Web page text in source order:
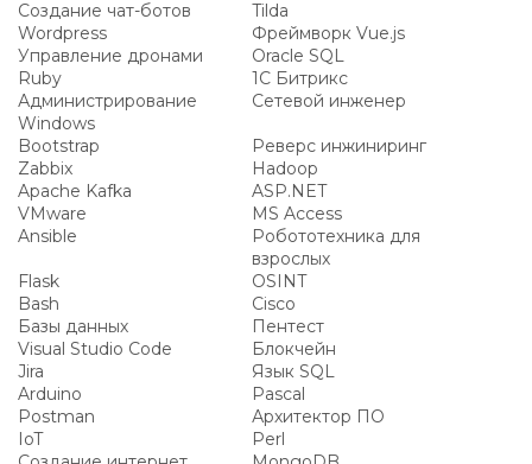
Создание чат-ботов
Tilda
Wordpress
Фреймворк Vue.js
Управление дронами
Oracle SQL
Ruby
1С Битрикс
Администрирование
Windows
Сетевой инженер
Bootstrap
Реверс инжиниринг
Zabbix
Hadoop
Apache Kafka
ASP.NET
VMware
MS Access
Ansible
Робототехника для
взрослых
Flask
OSINT
Bash
Cisco
Базы данных
Пентест
Visual Studio Code
Блокчейн
Jira
Язык SQL
Arduino
Pascal
Postman
Архитектор ПО
IoT
Perl